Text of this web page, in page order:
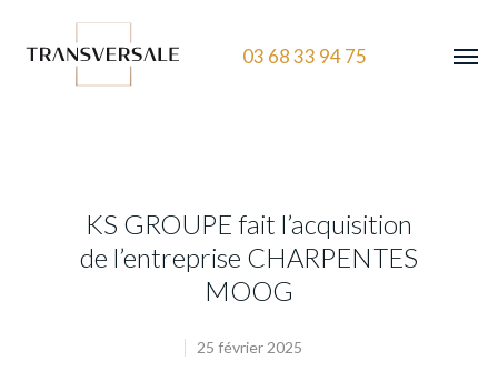
03 68 33 94 75
KS GROUPE fait l’acquisition
de l’entreprise CHARPENTES
MOOG
25 février 2025